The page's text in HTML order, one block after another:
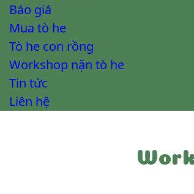
Báo giá
Mua tò he
Tò he con rồng
Workshop nặn tò he
Tin tức
Liên hệ